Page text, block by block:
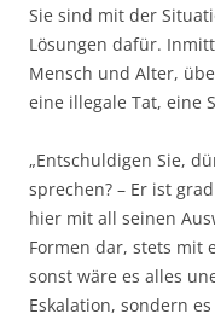
Sie sind mit der
Lösungen dafür.
Mensch und Alter,
eine illegale Tat, eine
„Entschuldigen Sie,
sprechen? – Er ist
hier mit all seinen
Formen dar, stets mit
sonst wäre es alles
Eskalation, sondern